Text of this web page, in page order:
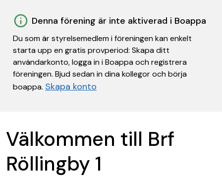
Denna förening är inte aktiverad i Boappa
Du som är styrelsemedlem i föreningen kan enkelt
starta upp en gratis provperiod: Skapa ditt
användarkonto, logga in i Boappa och registrera
föreningen. Bjud sedan in dina kollegor och börja
boappa. Skapa konto
Välkommen till Brf
Röllingby 1